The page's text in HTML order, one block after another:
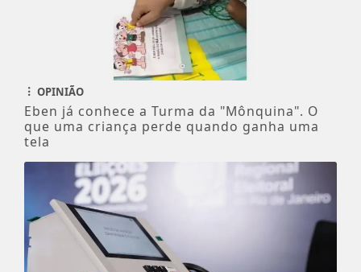
OPINIÃO
Eben já conhece a Turma da "Mônquina". O
que uma criança perde quando ganha uma
tela